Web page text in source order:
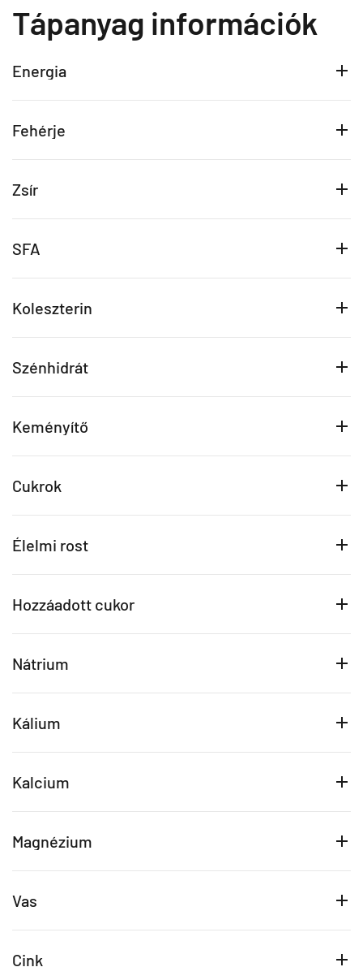
Tápanyag információk
Energia
Fehérje
Zsír
SFA
Koleszterin
Szénhidrát
Keményítő
Cukrok
Élelmi rost
Hozzáadott cukor
Nátrium
Kálium
Kalcium
Magnézium
Vas
Cink